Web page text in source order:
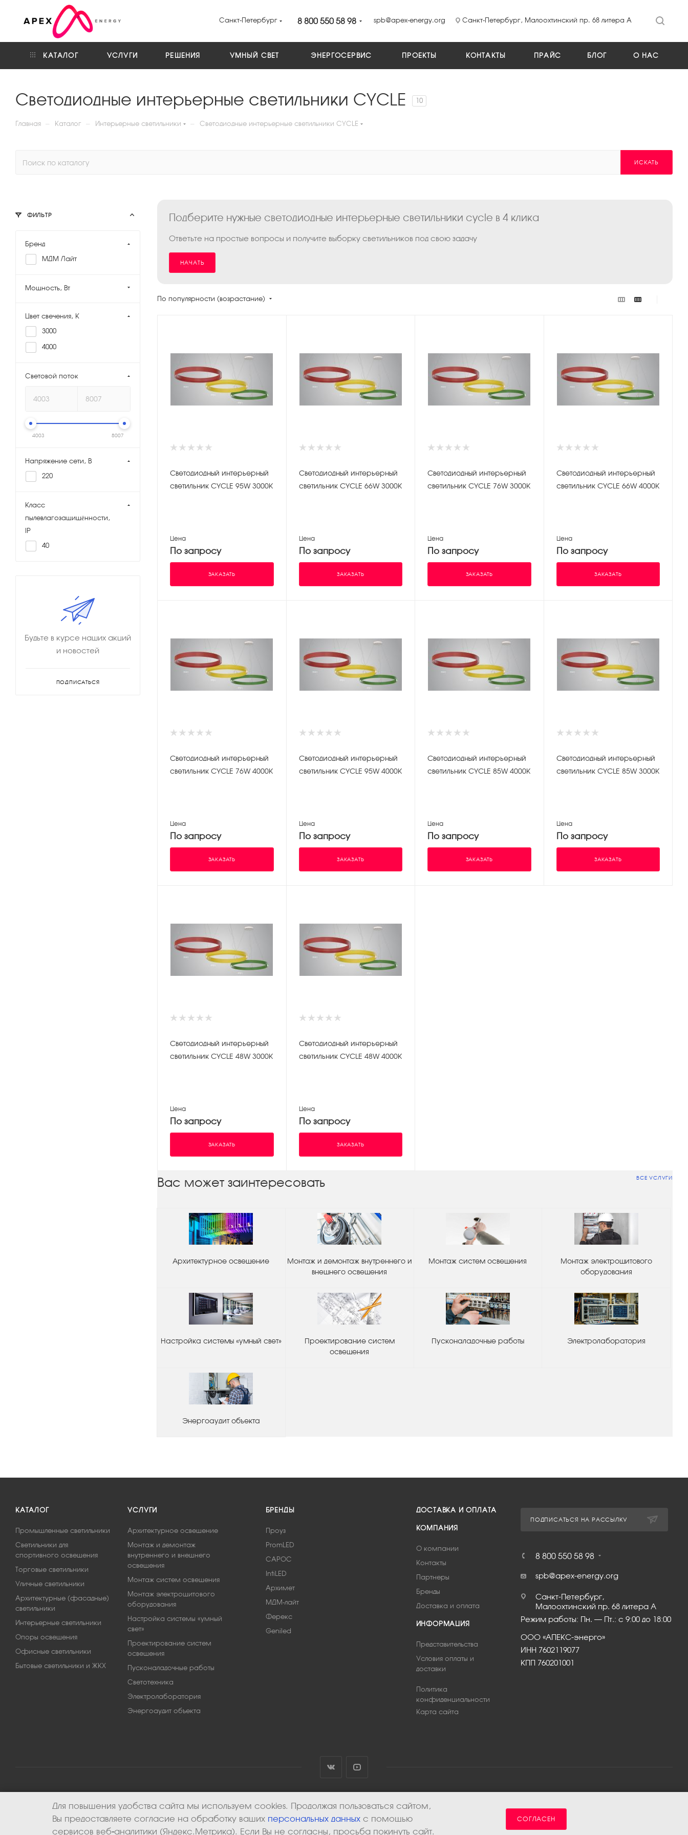
Санкт-Петербург 8 800 550 58 98 spb@apex-energy.org Санкт-Петербург, Малоохтинский пр. 68 литера А
КАТАЛОГ УСЛУГИ РЕШЕНИЯ УМНЫЙ СВЕТ ЭНЕРГОСЕРВИС ПРОЕКТЫ КОНТАКТЫ ПРАЙС БЛОГ О НАС
Светодиодные интерьерные светильники CYCLE 10
Главная — Каталог — Интерьерные светильники — Светодиодные интерьерные светильники CYCLE
ИСКАТЬ
Подберите нужные светодиодные интерьерные светильники cycle в 4 клика
Ответьте на простые вопросы и получите выборку светильников под свою задачу
НАЧАТЬ
По популярности (возрастание)
Светодиодный интерьерный
светильник CYCLE 95W 3000K
Цена
По запросу
ЗАКАЗАТЬ
Светодиодный интерьерный
светильник CYCLE 66W 3000K
Цена
По запросу
ЗАКАЗАТЬ
Светодиодный интерьерный
светильник CYCLE 76W 3000K
Цена
По запросу
ЗАКАЗАТЬ
Светодиодный интерьерный
светильник CYCLE 66W 4000K
Цена
По запросу
ЗАКАЗАТЬ
Светодиодный интерьерный
светильник CYCLE 76W 4000K
Цена
По запросу
ЗАКАЗАТЬ
Светодиодный интерьерный
светильник CYCLE 95W 4000K
Цена
По запросу
ЗАКАЗАТЬ
Светодиодный интерьерный
светильник CYCLE 85W 4000K
Цена
По запросу
ЗАКАЗАТЬ
Светодиодный интерьерный
светильник CYCLE 85W 3000K
Цена
По запросу
ЗАКАЗАТЬ
Светодиодный интерьерный
светильник CYCLE 48W 3000K
Цена
По запросу
ЗАКАЗАТЬ
Светодиодный интерьерный
светильник CYCLE 48W 4000K
Цена
По запросу
ЗАКАЗАТЬ
Вас может заинтересовать ВСЕ УСЛУГИ
Архитектурное освещение
Монтаж и демонтаж внутреннего и
внешнего освещения
Монтаж систем освещения
Монтаж электрощитового
оборудования
Настройка системы «умный свет»
Проектирование систем
освещения
Пусконаладочные работы Электролаборатория
Энергоаудит объекта
ФИЛЬТР
Бренд
МДМ Лайт
Мощность, Вт
Цвет свечения, K
3000
4000
Световой поток
4003 8007
Напряжение сети, В
220
Класс
пылевлагозащищённости,
IP
40
Будьте в курсе наших акций
и новостей
ПОДПИСАТЬСЯ
КАТАЛОГ
Промышленные светильники
Светильники для
спортивного освещения
Торговые светильники
Уличные светильники
Архитектурные (фасадные)
светильники
Интерьерные светильники
Опоры освещения
Офисные светильники
Бытовые светильники и ЖКХ
УСЛУГИ
Архитектурное освещение
Монтаж и демонтаж
внутреннего и внешнего
освещения
Монтаж систем освещения
Монтаж электрощитового
оборудования
Настройка системы «умный
свет»
Проектирование систем
освещения
Пусконаладочные работы
Светотехника
Электролаборатория
Энергоаудит объекта
БРЕНДЫ
Проуз
PromLED
САРОС
IntiLED
Архимет
МДМ-лайт
Ферекс
Geniled
ДОСТАВКА И ОПЛАТА
КОМПАНИЯ
О компании
Контакты
Партнеры
Бренды
Доставка и оплата
ИНФОРМАЦИЯ
Представительства
Условия оплаты и
доставки
Политика
конфиденциальности
Карта сайта
ПОДПИСАТЬСЯ НА РАССЫЛКУ
8 800 550 58 98
spb@apex-energy.org
Санкт-Петербург,
Малоохтинский пр. 68 литера А
Режим работы: Пн. – Пт.: с 9:00 до 18:00
ООО «АПЕКС-энерго»
ИНН 7602119077
КПП 760201001
2026 © ООО «Апекс-энерго». Все права защищены.
Для повышения удобства сайта мы используем cookies. Продолжая пользоваться сайтом,
Вы предоставляете согласие на обработку ваших персональных данных с помощью
сервисов веб-аналитики (Яндекс.Метрика). Если Вы не согласны, просьба покинуть сайт.
СОГЛАСЕН